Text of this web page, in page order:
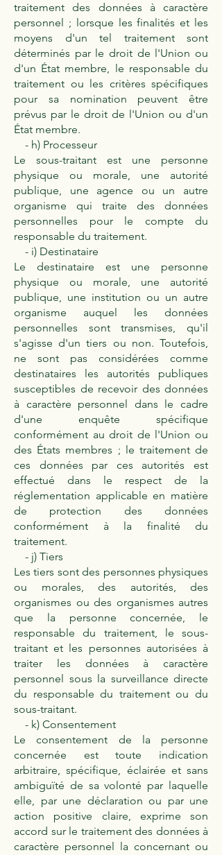
traitement des données à caractère
personnel ; lorsque les finalités et les
moyens d'un tel traitement sont
déterminés par le droit de l'Union ou
d'un État membre, le responsable du
traitement ou les critères spécifiques
pour sa nomination peuvent être
prévus par le droit de l'Union ou d'un
État membre.
- h) Processeur
Le sous-traitant est une personne
physique ou morale, une autorité
publique, une agence ou un autre
organisme qui traite des données
personnelles pour le compte du
responsable du traitement.
- i) Destinataire
Le destinataire est une personne
physique ou morale, une autorité
publique, une institution ou un autre
organisme auquel les données
personnelles sont transmises, qu'il
s'agisse d'un tiers ou non. Toutefois,
ne sont pas considérées comme
destinataires les autorités publiques
susceptibles de recevoir des données
à caractère personnel dans le cadre
d'une enquête spécifique
conformément au droit de l'Union ou
des États membres ; le traitement de
ces données par ces autorités est
effectué dans le respect de la
réglementation applicable en matière
de protection des données
conformément à la finalité du
traitement.
- j) Tiers
Les tiers sont des personnes physiques
ou morales, des autorités, des
organismes ou des organismes autres
que la personne concernée, le
responsable du traitement, le sous-
traitant et les personnes autorisées à
traiter les données à caractère
personnel sous la surveillance directe
du responsable du traitement ou du
sous-traitant.
- k) Consentement
Le consentement de la personne
concernée est toute indication
arbitraire, spécifique, éclairée et sans
ambiguïté de sa volonté par laquelle
elle, par une déclaration ou par une
action positive claire, exprime son
accord sur le traitement des données à
caractère personnel la concernant ou